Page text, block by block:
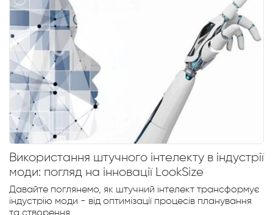
Використання штучного інтелекту в індустрії
моди: погляд на інновації LookSize
Давайте поглянемо, як штучний інтелект трансформує
індустрію моди - від оптимізації процесів планування